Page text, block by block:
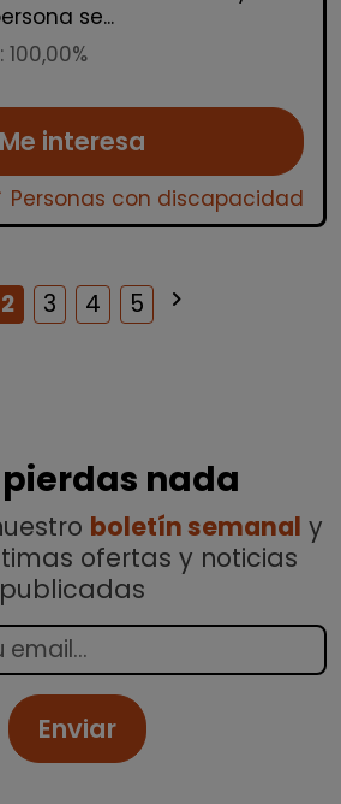
se...
Me interesa
Personas con discapacidad
2 3 4 5 keyboard_arrow_right
pierdas nada
boletín semanal y
ofertas y noticias
publicadas
Enviar